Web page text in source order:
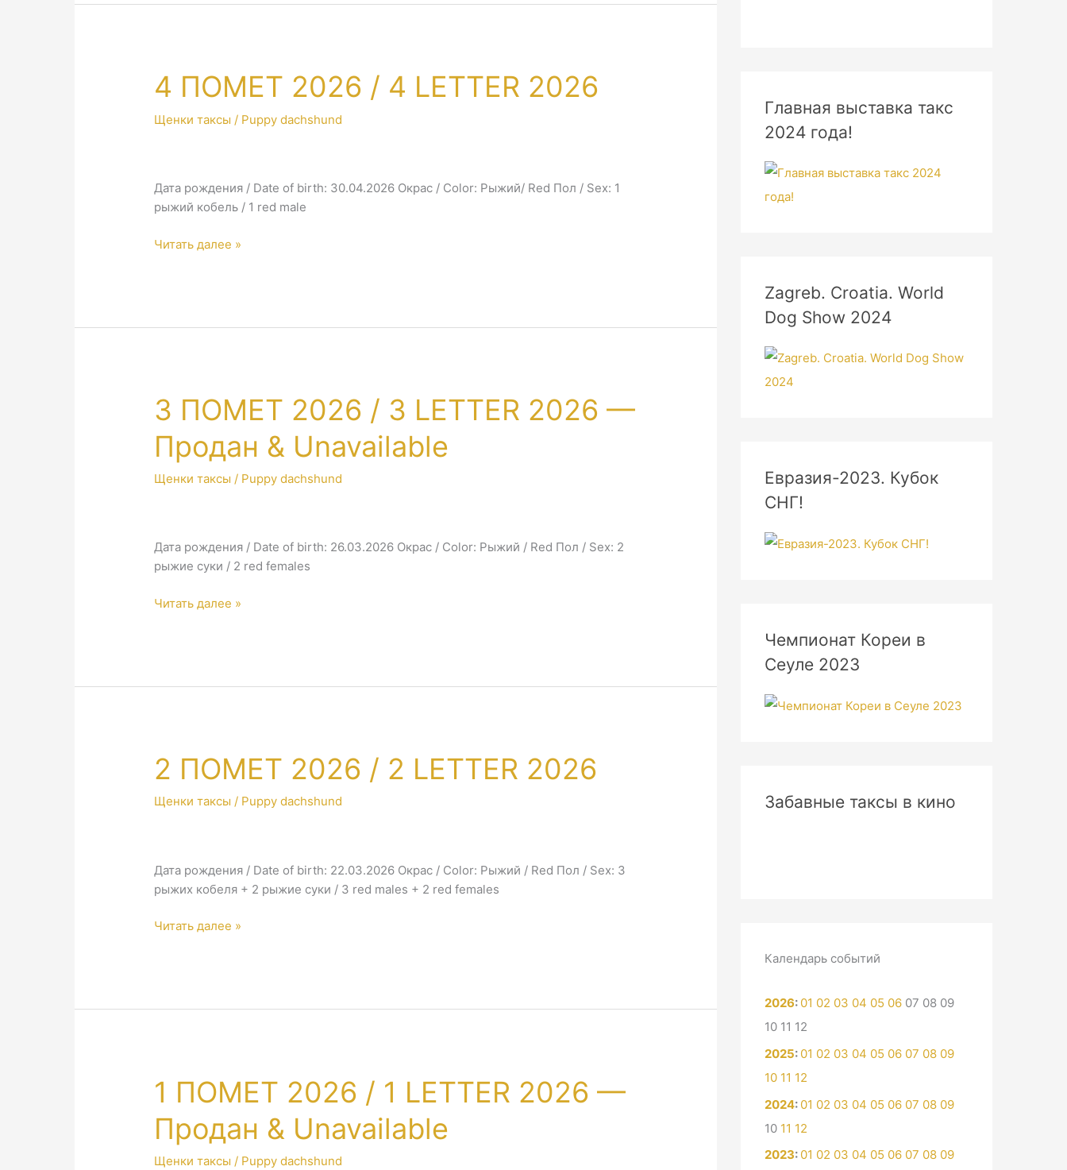
4 ПОМЕТ 2026 / 4 LETTER 2026
Щенки таксы / Puppy dachshund
Дата рождения / Date of birth: 30.04.2026 Окрас / Color: Рыжий/ Red Пол / Sex: 1
рыжий кобель / 1 red male
4
Читать далее »
3 ПОМЕТ 2026 / 3 LETTER 2026 —
Продан & Unavailable
Щенки таксы / Puppy dachshund
Дата рождения / Date of birth: 26.03.2026 Окрас / Color: Рыжий / Red Пол / Sex: 2
рыжие суки / 2 red females
3
Продан
&
Unavailable
Читать далее »
2 ПОМЕТ 2026 / 2 LETTER 2026
Щенки таксы / Puppy dachshund
Дата рождения / Date of birth: 22.03.2026 Окрас / Color: Рыжий / Red Пол / Sex: 3
рыжих кобеля + 2 рыжие суки / 3 red males + 2 red females
2
Читать далее »
1 ПОМЕТ 2026 / 1 LETTER 2026 —
Продан & Unavailable
Щенки таксы / Puppy dachshund
Главная выставка такс
2024 года!
Zagreb. Croatia. World
Dog Show 2024
Евразия-2023. Кубок
СНГ!
Чемпионат Кореи в
Сеуле 2023
Забавные таксы в кино
Календарь событий
2026: 01 02 03 04 05 06 07 08 09
10 11 12
2025: 01 02 03 04 05 06 07 08 09
10 11 12
2024: 01 02 03 04 05 06 07 08 09
10 11 12
2023: 01 02 03 04 05 06 07 08 09